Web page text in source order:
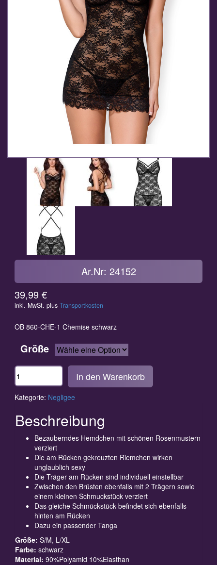
Ar.Nr: 24152
39,99 €
inkl. MwSt. plus Transportkosten
OB 860-CHE-1 Chemise schwarz
Größe
Anzahl In den Warenkorb
Kategorie: Negligee
Beschreibung
Bezauberndes Hemdchen mit schönen Rosenmustern
verziert
Die am Rücken gekreuzten Riemchen wirken
unglaublich sexy
Die Träger am Rücken sind individuell einstellbar
Zwischen den Brüsten ebenfalls mit 2 Trägern sowie
einem kleinen Schmuckstück verziert
Das gleiche Schmückstück befindet sich ebenfalls
hinten am Rücken
Dazu ein passender Tanga
Größe: S/M, L/XL
Farbe: schwarz
Material: 90%Polyamid 10%Elasthan